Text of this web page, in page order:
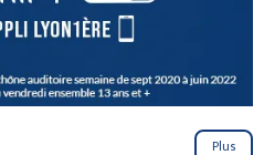
Plus